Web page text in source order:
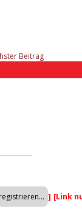
Beitrag
] [Link